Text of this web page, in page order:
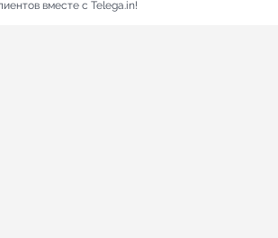
вместе с Telega.in!